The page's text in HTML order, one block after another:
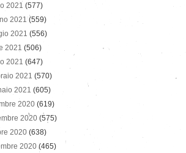
2021 (577)
2021(559)
2021 (556)
2021 (506)
2021 (647)
2021 (570)
2021 (605)
2020 (619)
2020 (575)
2020 (638)
2020(465)